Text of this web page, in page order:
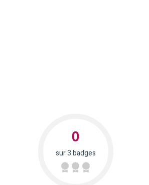
0
sur 3 badges